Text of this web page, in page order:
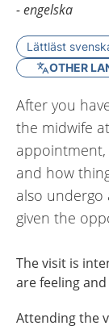
- engelska
Lättläst
OTHER
After you
the midwife
and how
also undergo
given the
The visit is
are feeling
Attending the